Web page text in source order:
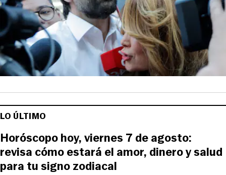
LO ÚLTIMO
Horóscopo hoy, viernes 7 de agosto:
revisa cómo estará el amor, dinero y salud
para tu signo zodiacal